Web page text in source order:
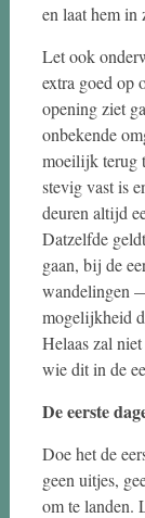
en laat hem in
Let ook
extra goed op
opening ziet
onbekende
moeilijk terug
stevig vast is
deuren altijd
Datzelfde
gaan, bij de
wandelingen
mogelijkheid
Helaas zal
wie dit in de
De eerste
Doe het de
geen uitjes,
om te landen.